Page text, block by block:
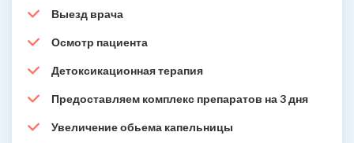
Выезд врача
Осмотр пациента
Детоксикационная терапия
Предоставляем комплекс препаратов на 3 дня
Увеличение обьема капельницы